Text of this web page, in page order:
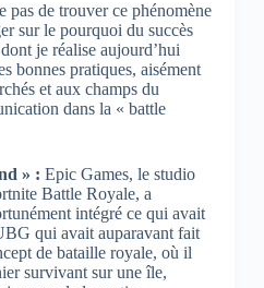
pas de trouver ce phénomène
sur le pourquoi du succès
je réalise aujourd’hui
bonnes pratiques, aisément
et aux champs du
dans la « battle
» : Epic Games, le studio
Battle Royale, a
intégré ce qui avait
qui avait auparavant fait
de bataille royale, où il
survivant sur une île,